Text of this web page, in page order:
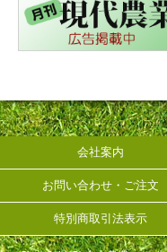
会社案内
お問い合わせ・ご注文
特別商取引法表示